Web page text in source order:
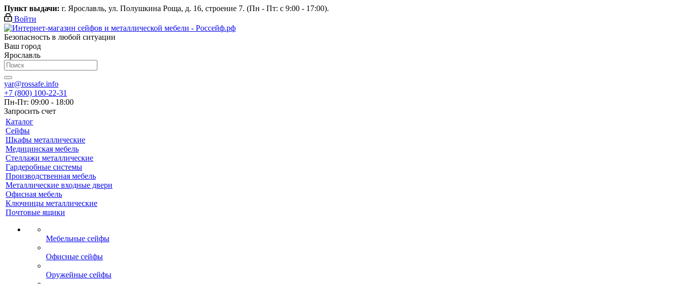
Пункт выдачи: г. Ярославль, ул. Полушкина Роща, д. 16, строение 7. (Пн - Пт: с 9:00 - 17:00).
Войти
Безопасность в любой ситуации
Ваш город
Ярославль
yar@rossafe.info
+7 (800) 100-22-31
Пн-Пт: 09:00 - 18:00
Запросить счет
Каталог
Сейфы
Шкафы металлические
Медицинская мебель
Стеллажи металлические
Гардеробные системы
Производственная мебель
Металлические входные двери
Офисная мебель
Ключницы металлические
Почтовые ящики
Мебельные сейфы
Офисные сейфы
Оружейные сейфы